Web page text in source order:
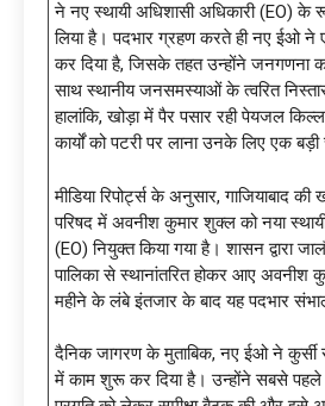
ने नए स्थायी अधिशासी अधिकारी (EO) के
लिया है। पदभार ग्रहण करते ही नए ईओ
कर दिया है, जिसके तहत उन्होंने जनगणना
साथ स्थानीय जनसमस्याओं के त्वरित
हालांकि, खोड़ा में पैर पसार रही पेयजल
कार्यों को पटरी पर लाना उनके लिए एक बड़ी
मीडिया रिपोर्ट्स के अनुसार, गाजियाबाद की
परिषद में अवनीश कुमार शुक्ल को नया
(EO) नियुक्त किया गया है। शासन द्वारा
पालिका से स्थानांतरित होकर आए अवनीश
महीने के लंबे इंतजार के बाद यह पदभार
दैनिक जागरण के मुताबिक, नए ईओ ने कुर्सी
में काम शुरू कर दिया है। उन्होंने सबसे पहले